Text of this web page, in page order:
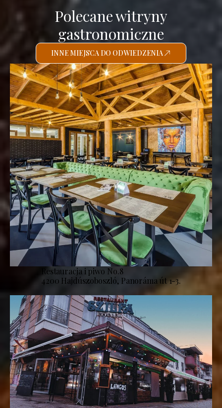
Polecane witryny
gastronomiczne
INNE MIEJSCA DO ODWIEDZENIA
Restauracja i piwo No.8
4200 Hajdúszoboszló, Panoráma út 1-3.